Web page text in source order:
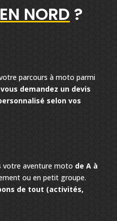
NORD ?
parcours à moto parmi
vous demandez un devis
selon vos
votre aventure moto de A à
ou en petit groupe.
de tout (activités,